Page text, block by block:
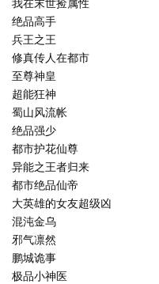
绝品高手
兵王之王
修真传人在都市
至尊神皇
超能狂神
蜀山风流帐
绝品强少
都市护花仙尊
异能之王者归来
都市绝品仙帝
大英雄的女友超级凶
混沌金乌
邪气凛然
鹏城诡事
极品小神医